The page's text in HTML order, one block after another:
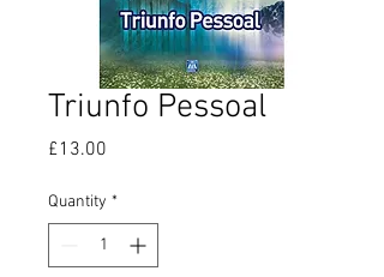
Triunfo Pessoal
£13.00
Quantity *